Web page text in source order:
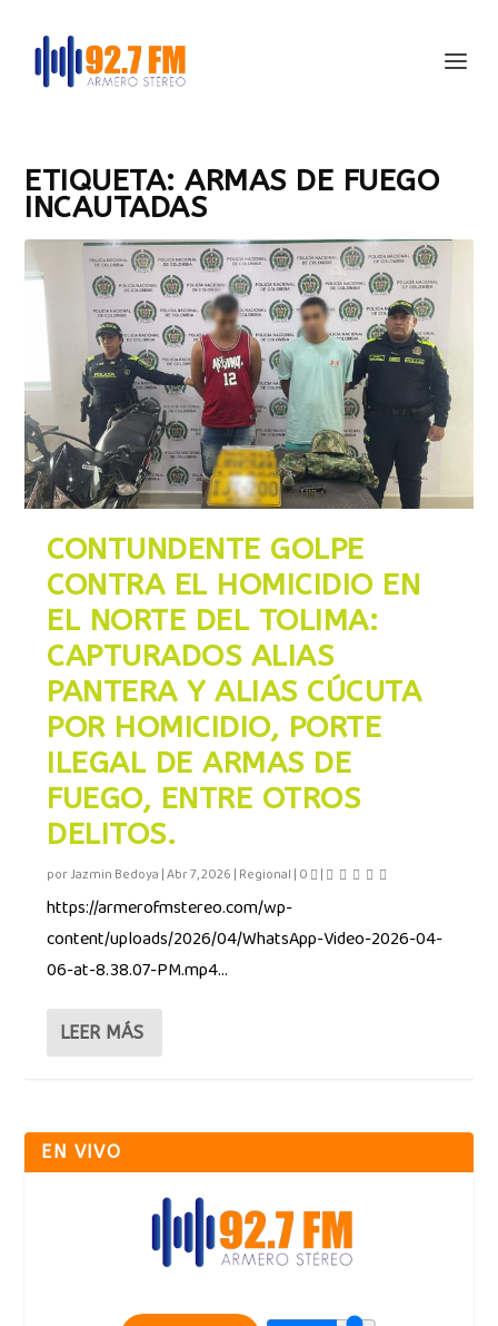
ETIQUETA:ARMAS DE FUEGO
INCAUTADAS
CONTUNDENTE GOLPE
CONTRA EL HOMICIDIO EN
EL NORTE DEL TOLIMA:
CAPTURADOS ALIAS
PANTERA Y ALIAS CÚCUTA
POR HOMICIDIO, PORTE
ILEGAL DE ARMAS DE
FUEGO, ENTRE OTROS
DELITOS.
porJazmin Bedoya |Abr 7, 2026 | Regional | 0 |
https://armerofmstereo.com/wp-
content/uploads/2026/04/WhatsApp-Video-2026-04-
06-at-8.38.07-PM.mp4...
LEER MÁS
EN VIVO